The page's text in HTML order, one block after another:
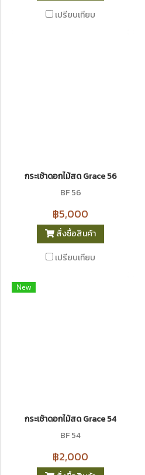
เปรียบเทียบ
กระเช้าดอกไม้สด Grace 56
BF 56
฿5,000
สั่งซื้อสินค้า
เปรียบเทียบ
New
กระเช้าดอกไม้สด Grace 54
BF 54
฿2,000